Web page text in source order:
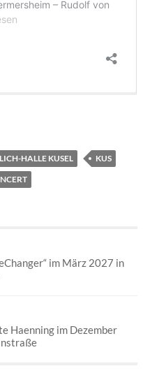
HALLE KUSEL
KUS
im März 2027 in
Haenning im Dezember